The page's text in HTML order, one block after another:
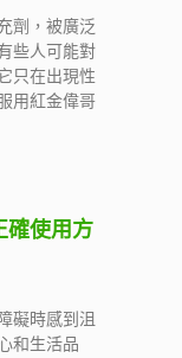
劑，被廣泛
些人可能對
只在出現性
用紅金偉哥
確使用方
礙時感到沮
和生活品